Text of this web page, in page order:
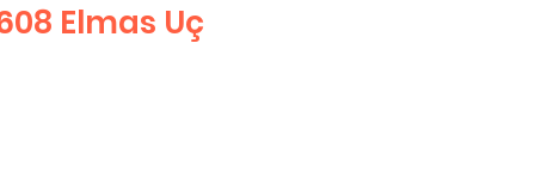
Elmas Uç